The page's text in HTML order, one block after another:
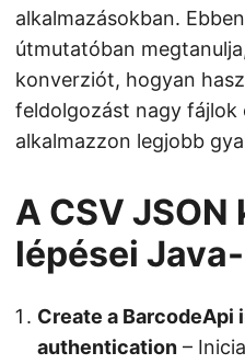
alkalmazásokban.
útmutatóban
konverziót, hogyan
feldolgozást nagy fájlok
alkalmazzon legjobb
A CSV
lépései
Create a BarcodeApi
authentication –